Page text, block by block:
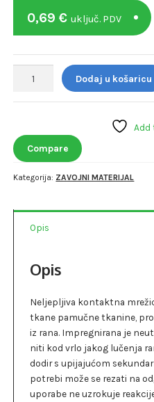
0,69 € uključ. PDV
VAZELINSKA
10
10cm
količina
Dodaj u košaricu
Add
Compare
Kategorija: ZAVOJNI MATERIJAL
Opis
Opis
Neljepljiva kontaktna
tkane pamučne tkanine,
iz rana. Impregnirana je
niti kod vrlo jakog lučenja
dodir s upijajućom
potrebi može se rezati na
uporabe ne uzrokuje